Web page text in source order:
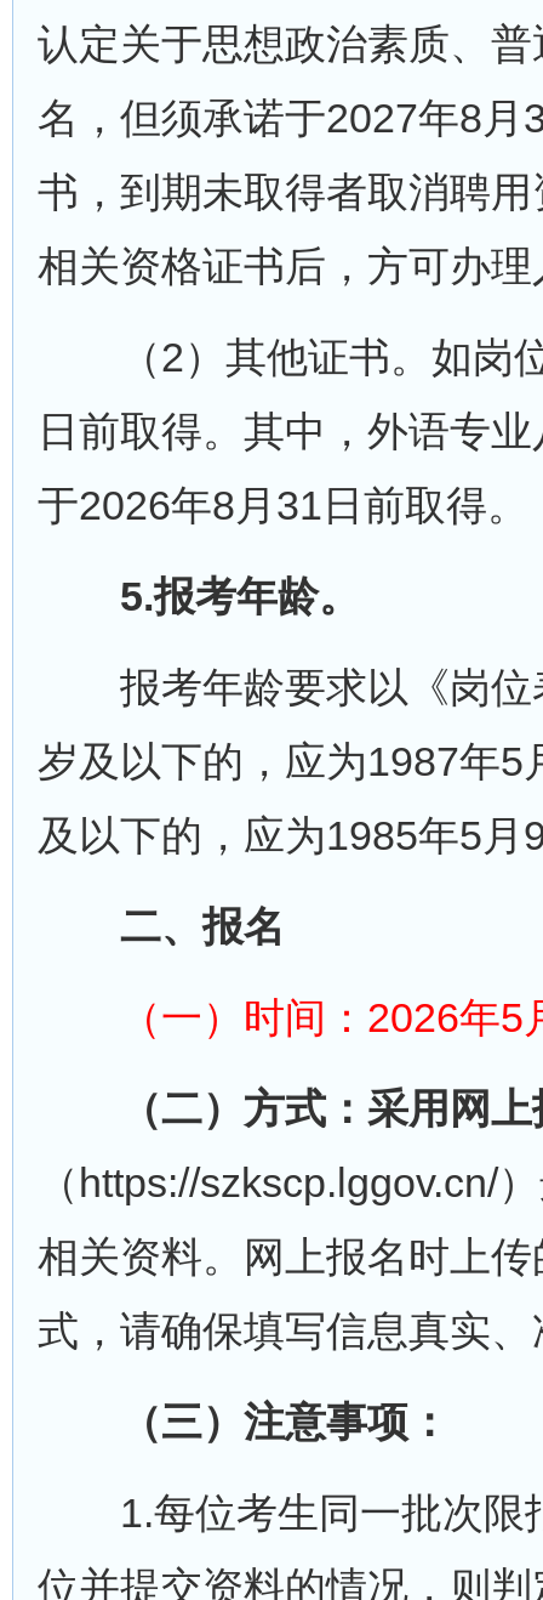
认定关于思想政治素质、
名，但须承诺于2027年8
书，到期未取得者取消聘
相关资格证书后，方可办
（2）其他证书。如岗位
日前取得。其中，外语专
于2026年8月31日前取得。
5.报考年龄。
报考年龄要求以《岗位
岁及以下的，应为1987年
及以下的，应为1985年5月
二、报名
（一）时间：2026年5
（二）方式：采用网
（https://szkscp.lggov.cn/
相关资料。网上报名时上
式，请确保填写信息真实
（三）注意事项：
1.每位考生同一批次限
位并提交资料的情况，则